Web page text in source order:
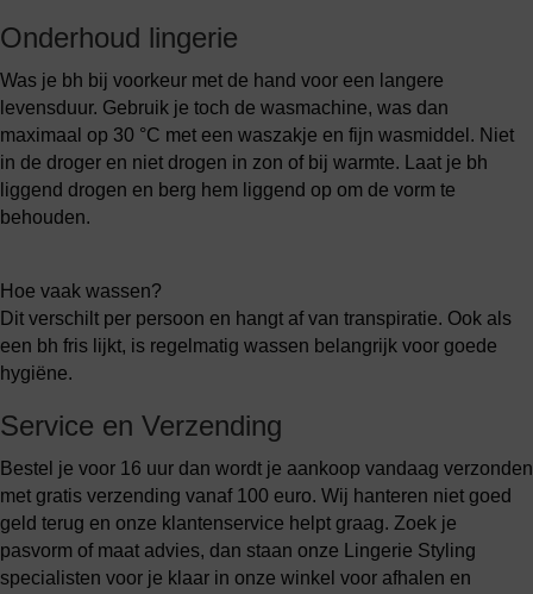
Onderhoud lingerie
Was je bh bij voorkeur met de hand voor een langere
levensduur. Gebruik je toch de wasmachine, was dan
maximaal op 30 °C met een waszakje en fijn wasmiddel. Niet
in de droger en niet drogen in zon of bij warmte. Laat je bh
liggend drogen en berg hem liggend op om de vorm te
behouden.
Hoe vaak wassen?
Dit verschilt per persoon en hangt af van transpiratie. Ook als
een bh fris lijkt, is regelmatig wassen belangrijk voor goede
hygiëne.
Service en Verzending
Bestel je voor 16 uur dan wordt je aankoop vandaag verzonden
met gratis verzending vanaf 100 euro. Wij hanteren niet goed
geld terug en onze klantenservice helpt graag. Zoek je
pasvorm of maat advies, dan staan onze Lingerie Styling
specialisten voor je klaar in onze winkel voor afhalen en